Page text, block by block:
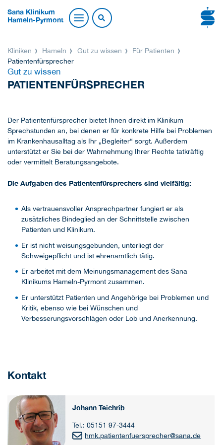
Sana Klinikum
Hameln-Pyrmont
Kliniken Hameln Gut zu wissen
Für Patienten
Patientenfürsprecher
Gut zu wissen
PATIENTENFÜRSPRECHER
Der Patientenfürsprecher bietet Ihnen direkt im Klinikum
Sprechstunden an, bei denen er für konkrete Hilfe bei Problemen
im Krankenhausalltag als Ihr „Begleiter“ sorgt. Außerdem
unterstützt er Sie bei der Wahrnehmung Ihrer Rechte tatkräftig
oder vermittelt Beratungsangebote.
Die Aufgaben des Patientenfürsprechers sind vielfältig:
Als vertrauensvoller Ansprechpartner fungiert er als
zusätzliches Bindeglied an der Schnittstelle zwischen
Patienten und Klinikum.
Er ist nicht weisungsgebunden, unterliegt der
Schweigepflicht und ist ehrenamtlich tätig.
Er arbeitet mit dem Meinungsmanagement des Sana
Klinikums Hameln-Pyrmont zusammen.
Er unterstützt Patienten und Angehörige bei Problemen und
Kritik, ebenso wie bei Wünschen und
Verbesserungsvorschlägen oder Lob und Anerkennung.
Kontakt
Johann Teichrib
Tel.: 05151 97-3444
hmk.patientenfuersprecher@sana.de